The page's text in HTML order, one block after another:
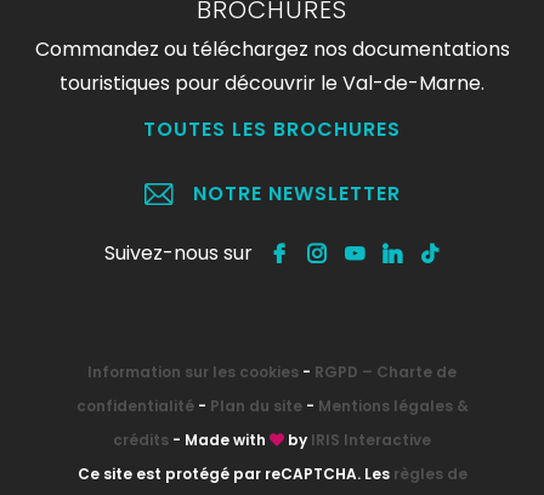
BROCHURES
Commandez ou téléchargez nos documentations
touristiques pour découvrir le Val-de-Marne.
TOUTES LES BROCHURES
NOTRE NEWSLETTER
Suivez-nous sur
Information sur les cookies - RGPD – Charte de
confidentialité- Plan du site- Mentions légales &
crédits - Made with by IRIS Interactive
Ce site est protégé par reCAPTCHA. Les règles de